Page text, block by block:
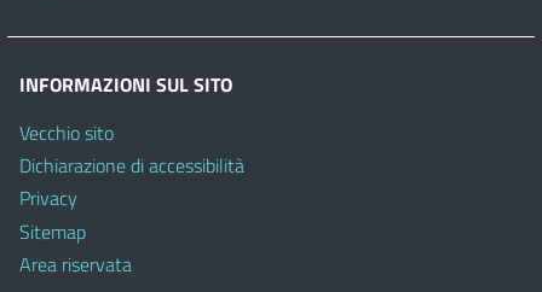
INFORMAZIONI SUL SITO
Vecchio sito
Dichiarazione di accessibilità
Privacy
Sitemap
Area riservata